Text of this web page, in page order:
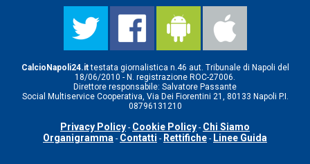
CalcioNapoli24.ittestata giornalistica n.46 aut. Tribunale di Napoli del
18/06/2010 - N. registrazione ROC-27006.
Direttore responsabile: Salvatore Passante
Social Multiservice Cooperativa, Via Dei Fiorentini 21, 80133 Napoli P.I.
08796131210
Privacy Policy - Cookie Policy - Chi Siamo
Organigramma - Contatti - Rettifiche - Linee Guida